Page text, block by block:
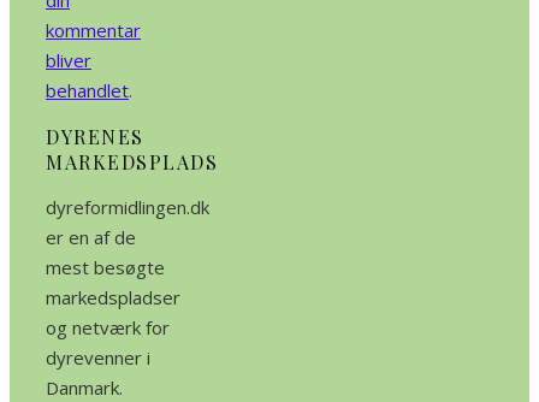
kommentar
bliver
behandlet.
DYRENES
MARKEDSPLADS
dyreformidlingen.dk
er en af de
mest besøgte
markedspladser
og netværk for
dyrevenner i
Danmark.